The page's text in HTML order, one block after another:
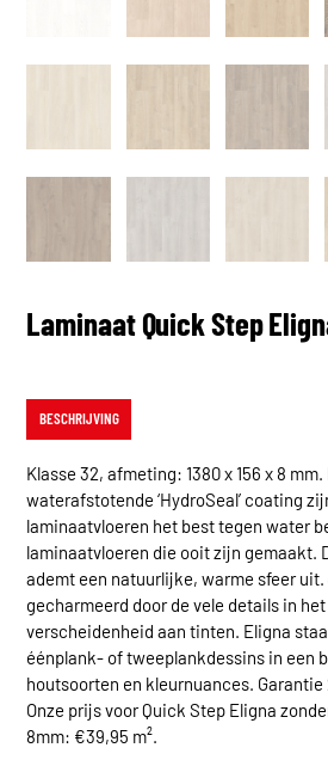
Laminaat Quick Step
BESCHRIJVING
Klasse 32, afmeting: 1380 x 156 x 8
waterafstotende ‘HydroSeal’ coating
laminaatvloeren het best tegen water
laminaatvloeren die ooit zijn gemaakt.
ademt een natuurlijke, warme sfeer
gecharmeerd door de vele details in
verscheidenheid aan tinten. Eligna
éénplank- of tweeplankdessins in een
houtsoorten en kleurnuances. Garantie
Onze prijs voor Quick Step Eligna
8mm: €39,95 m².